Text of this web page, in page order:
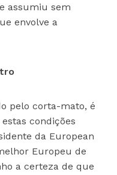
assumiu sem
envolve a
pelo corta-mato, é
condições
da European
Europeu de
a certeza de que